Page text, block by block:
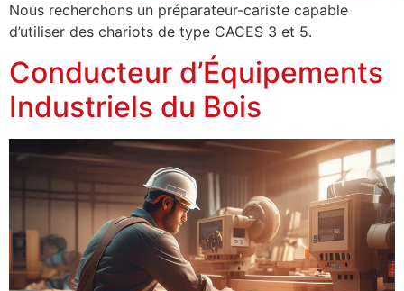
Nous recherchons un préparateur-cariste capable
d’utiliser des chariots de type CACES 3 et 5.
Conducteur d’Équipements
Industriels du Bois